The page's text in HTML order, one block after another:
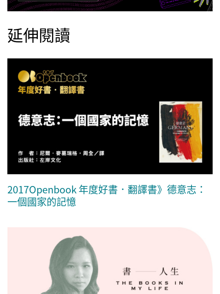
延伸閱讀
2017Openbook 年度好書．翻譯書》德意志：
一個國家的記憶